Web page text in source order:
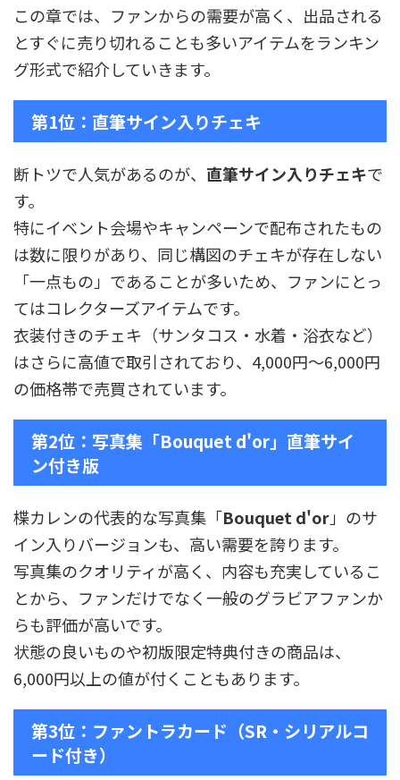
この章では、ファンからの需要が高く、出品される
とすぐに売り切れることも多いアイテムをランキン
グ形式で紹介していきます。
第1位：直筆サイン入りチェキ
断トツで人気があるのが、 直筆サイン入りチェキで
す。
特にイベント会場やキャンペーンで配布されたもの
は数に限りがあり、同じ構図のチェキが存在しない
「一点もの」であることが多いため、ファンにとっ
てはコレクターズアイテムです。
衣装付きのチェキ（サンタコス・水着・浴衣など）
はさらに高値で取引されており、4,000円〜6,000円
の価格帯で売買されています。
第2位：写真集「Bouquet d'or」直筆サイ
ン付き版
楪カレンの代表的な写真集「Bouquet d'or」のサ
イン入りバージョンも、高い需要を誇ります。
写真集のクオリティが高く、内容も充実しているこ
とから、ファンだけでなく一般のグラビアファンか
らも評価が高いです。
状態の良いものや初版限定特典付きの商品は、
6,000円以上の値が付くこともあります。
第3位：ファントラカード（SR・シリアルコ
ード付き）